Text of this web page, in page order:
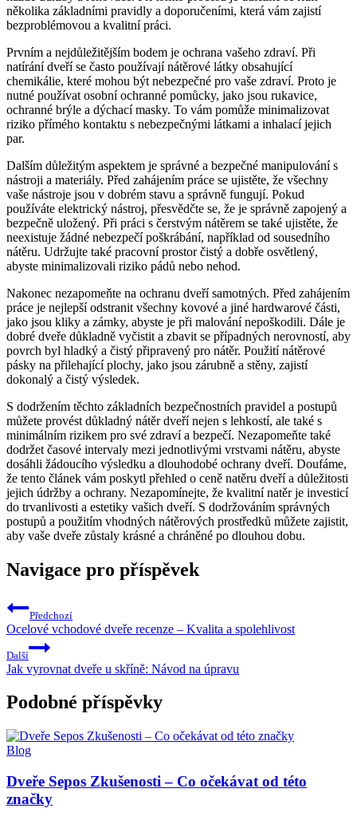
několika základními pravidly a doporučeními, která vám zajistí
bezproblémovou a kvalitní práci.
Prvním a nejdůležitějším bodem je ochrana vašeho zdraví. Při
natírání dveří se často používají nátěrové látky obsahující
chemikálie, které mohou být nebezpečné pro vaše zdraví. Proto je
nutné používat osobní ochranné pomůcky, jako jsou rukavice,
ochranné brýle a dýchací masky. To vám pomůže minimalizovat
riziko přímého kontaktu s nebezpečnými látkami a inhalací jejich
par.
Dalším důležitým aspektem je správné a bezpečné manipulování s
nástroji a materiály. Před zahájením práce se ujistěte, že všechny
vaše nástroje jsou v dobrém stavu a správně fungují. Pokud
používáte elektrický nástroj, přesvědčte se, že je správně zapojený a
bezpečně uložený. Při práci s čerstvým nátěrem se také ujistěte, že
neexistuje žádné nebezpečí poškrábání, například od sousedního
nátěru. Udržujte také pracovní prostor čistý a dobře osvětlený,
abyste minimalizovali riziko pádů nebo nehod.
Nakonec nezapomeňte na ochranu dveří samotných. Před zahájením
práce je nejlepší odstranit všechny kovové a jiné hardwarové části,
jako jsou kliky a zámky, abyste je při malování nepoškodili. Dále je
dobré dveře důkladně vyčistit a zbavit se případných nerovností, aby
povrch byl hladký a čistý připravený pro nátěr. Použití nátěrové
pásky na přilehající plochy, jako jsou zárubně a stěny, zajistí
dokonalý a čistý výsledek.
S dodržením těchto základních bezpečnostních pravidel a postupů
můžete provést důkladný nátěr dveří nejen s lehkostí, ale také s
minimálním rizikem pro své zdraví a bezpečí. Nezapomeňte také
dodržet časové intervaly mezi jednotlivými vrstvami nátěru, abyste
dosáhli žádoucího výsledku a dlouhodobé ochrany dveří. Doufáme,
že tento článek vám poskytl přehled o ceně natěru dveří a důležitosti
jejich údržby a ochrany. Nezapomínejte, že kvalitní natěr je investicí
do trvanlivosti a estetiky vašich dveří. S dodržováním správných
postupů a použitím vhodných nátěrových prostředků můžete zajistit,
aby vaše dveře zůstaly krásné a chráněné po dlouhou dobu.
Navigace pro příspěvek
Předchozí
Ocelové vchodové dveře recenze – Kvalita a spolehlivost
Další
Jak vyrovnat dveře u skříně: Návod na úpravu
Podobné příspěvky
Blog
Dveře Sepos Zkušenosti – Co očekávat od této
značky